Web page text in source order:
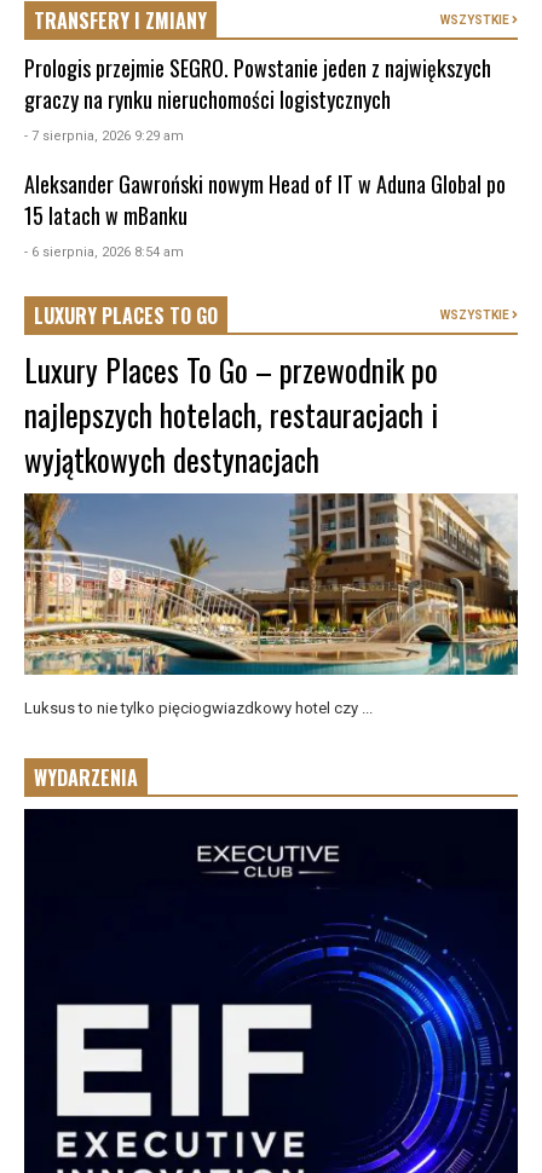
TRANSFERY I ZMIANY WSZYSTKIE
Prologis przejmie SEGRO. Powstanie jeden z największych
graczy na rynku nieruchomości logistycznych
- 7 sierpnia, 2026 9:29 am
Aleksander Gawroński nowym Head of IT w Aduna Global po
15 latach w mBanku
- 6 sierpnia, 2026 8:54 am
LUXURY PLACES TO GO WSZYSTKIE
Luxury Places To Go – przewodnik po
najlepszych hotelach, restauracjach i
wyjątkowych destynacjach
Luksus to nie tylko pięciogwiazdkowy hotel czy ...
WYDARZENIA